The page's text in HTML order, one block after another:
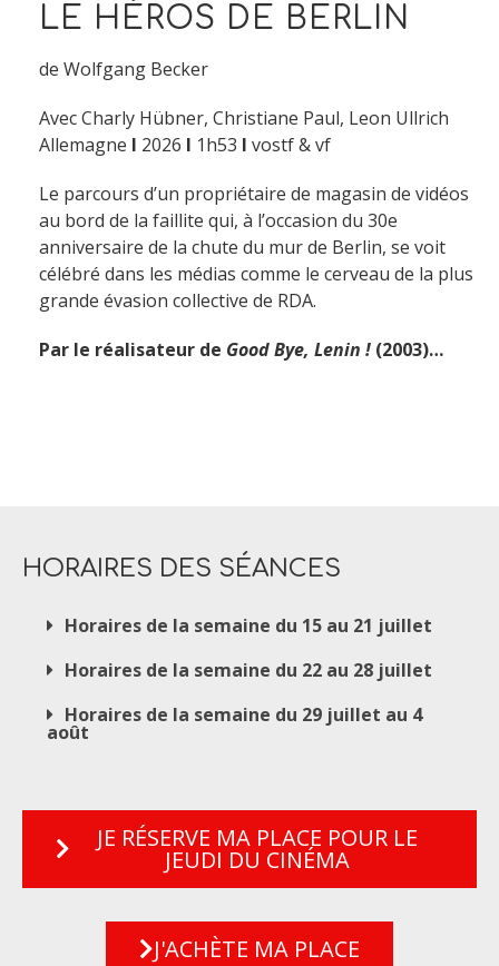
LE HÉROS DE BERLIN
de Wolfgang Becker
Avec Charly Hübner, Christiane Paul, Leon Ullrich
Allemagne I 2026 I 1h53 I vostf & vf
Le parcours d’un propriétaire de magasin de vidéos
au bord de la faillite qui, à l’occasion du 30e
anniversaire de la chute du mur de Berlin, se voit
célébré dans les médias comme le cerveau de la plus
grande évasion collective de RDA.
Par le réalisateur de Good Bye, Lenin ! (2003)…
HORAIRES DES SÉANCES
Horaires de la semaine du 15 au 21 juillet
Horaires de la semaine du 22 au 28 juillet
Horaires de la semaine du 29 juillet au 4
août
JE RÉSERVE MA PLACE POUR LE
JEUDI DU CINÉMA
J'ACHÈTE MA PLACE